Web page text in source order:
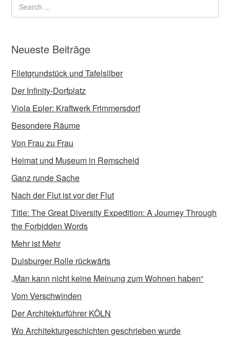
Neueste Beiträge
Filetgrundstück und Tafelsilber
Der Infinity-Dorfplatz
Viola Epler: Kraftwerk Frimmersdorf
Besondere Räume
Von Frau zu Frau
Heimat und Museum in Remscheid
Ganz runde Sache
Nach der Flut ist vor der Flut
Title: The Great Diversity Expedition: A Journey Through
the Forbidden Words
Mehr ist Mehr
Duisburger Rolle rückwärts
„Man kann nicht keine Meinung zum Wohnen haben“
Vom Verschwinden
Der Architekturführer KÖLN
Wo Architekturgeschichten geschrieben wurde